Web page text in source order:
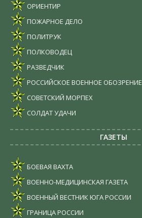
ОРИЕНТИР
ПОЖАРНОЕ ДЕЛО
ПОЛИТРУК
ПОЛКОВОДЕЦ
РАЗВЕДЧИК
РОССИЙСКОЕ ВОЕННОЕ ОБОЗРЕНИЕ
СОВЕТСКИЙ МОРПЕХ
СОЛДАТ УДАЧИ
ГАЗЕТЫ
БОЕВАЯ ВАХТА
ВОЕННО-МЕДИЦИНСКАЯ ГАЗЕТА
ВОЕННЫЙ ВЕСТНИК ЮГА РОССИИ
ГРАНИЦА РОССИИ